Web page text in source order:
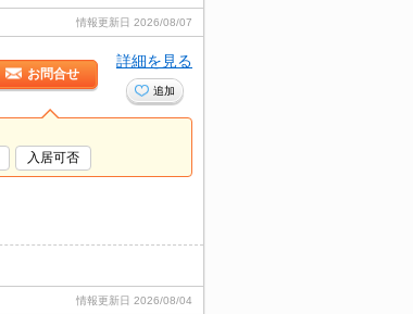
情報更新日 2026/08/07
お問合せ
詳細を見る
追加
入居可否
情報更新日 2026/08/04